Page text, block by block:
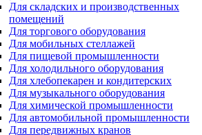
Для складских и производственных
помещений
Для торгового оборудования
Для мобильных стеллажей
Для пищевой промышленности
Для холодильного оборудования
Для хлебопекарен и кондитерских
Для музыкального оборудования
Для химической промышленности
Для автомобильной промышленности
Для передвижных кранов